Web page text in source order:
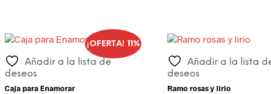
¡OFERTA! 11%
Añadir a la lista de
deseos
Caja para Enamorar
Añadir a la lista
deseos
Ramo rosas y lirio